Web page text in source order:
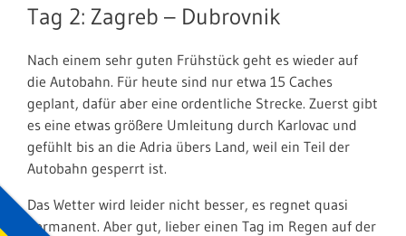
Tag 2: Zagreb – Dubrovnik
Nach einem sehr guten Frühstück geht es wieder auf
die Autobahn. Für heute sind nur etwa 15 Caches
geplant, dafür aber eine ordentliche Strecke. Zuerst gibt
es eine etwas größere Umleitung durch Karlovac und
gefühlt bis an die Adria übers Land, weil ein Teil der
Autobahn gesperrt ist.
Das Wetter wird leider nicht besser, es regnet quasi
permanent. Aber gut, lieber einen Tag im Regen auf der